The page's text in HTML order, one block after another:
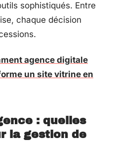
sophistiqués. Entre
chaque décision
agence digitale
un site vitrine en
: quelles
la gestion de